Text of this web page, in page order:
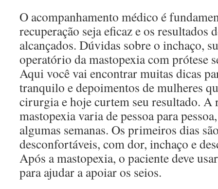
O acompanhamento médico é
recuperação seja eficaz e os resultados
alcançados. Dúvidas sobre o inchaço,
operatório da mastopexia com prótese
Aqui você vai encontrar muitas dicas
tranquilo e depoimentos de mulheres
cirurgia e hoje curtem seu resultado. A
mastopexia varia de pessoa para
algumas semanas. Os primeiros dias
desconfortáveis, com dor, inchaço e
Após a mastopexia, o paciente deve
para ajudar a apoiar os seios.